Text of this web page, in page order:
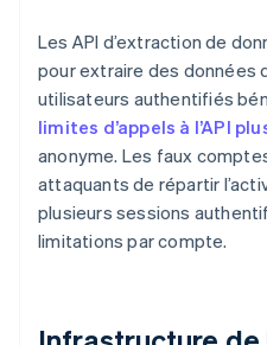
Les API d’extraction de
pour extraire des données
utilisateurs authentifiés
limites d’appels à l’API
anonyme. Les faux
attaquants de répartir
plusieurs sessions
limitations par compte.